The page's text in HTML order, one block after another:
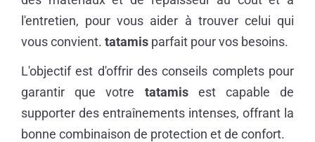
l'entretien, pour vous aider à trouver celui qui
vous convient. tatamis parfait pour vos besoins.
L'objectif est d'offrir des conseils complets pour
garantir que votre tatamisest capable de
supporter des entraînements intenses, offrant la
bonne combinaison de protection et de confort.